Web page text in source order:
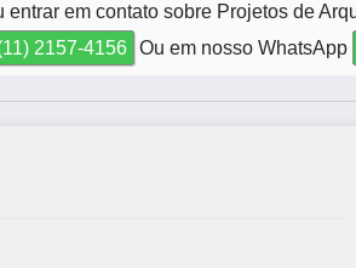
entrar em contato sobre Projetos de
2157-4156 Ou em nosso WhatsApp